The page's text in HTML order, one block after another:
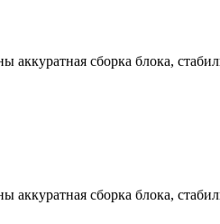
сборка блока,
сборка блока,